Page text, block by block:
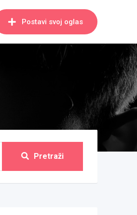
Postavi svoj oglas
Pretraži